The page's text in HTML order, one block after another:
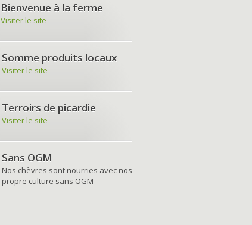
Bienvenue à la ferme
Visiter le site
Somme produits locaux
Visiter le site
Terroirs de picardie
Visiter le site
Sans OGM
Nos chèvres sont nourries avec nos
propre culture sans OGM